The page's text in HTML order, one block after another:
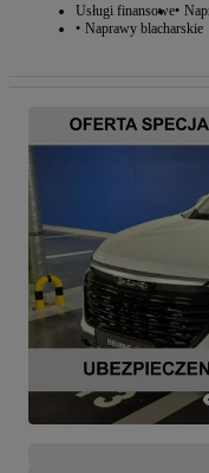
Usługi finansowe
Naprawy blacharskie